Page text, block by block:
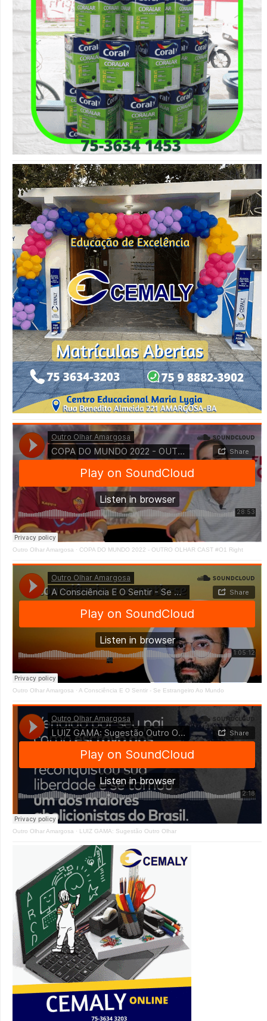
Outro Olhar Amargosa · COPA DO MUNDO 2022 - OUTRO OLHAR CAST #O1 Right
Outro Olhar Amargosa · A Consciência E O Sentir - Se Estrangeiro Ao Mundo
Outro Olhar Amargosa · LUIZ GAMA: Sugestão Outro Olhar